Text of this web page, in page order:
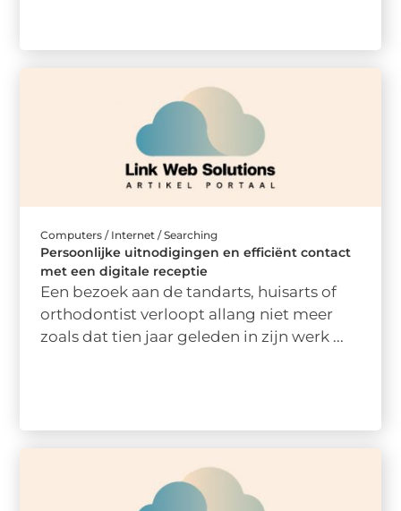
Computers / Internet / Searching
Persoonlijke uitnodigingen en efficiënt contact
met een digitale receptie
Een bezoek aan de tandarts, huisarts of
orthodontist verloopt allang niet meer
zoals dat tien jaar geleden in zijn werk ...